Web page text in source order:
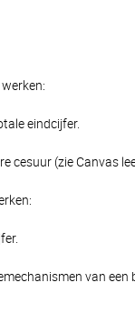
eindcijfer.
cesuur (zie Canvas
van